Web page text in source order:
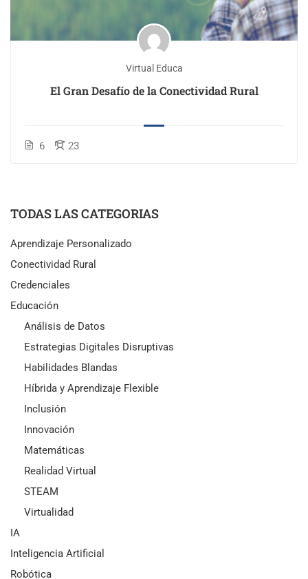
Virtual Educa
El Gran Desafío de la Conectividad Rural
6 23
TODAS LAS CATEGORIAS
Aprendizaje Personalizado
Conectividad Rural
Credenciales
Educación
Análisis de Datos
Estrategias Digitales Disruptivas
Habilidades Blandas
Híbrida y Aprendizaje Flexible
Inclusión
Innovación
Matemáticas
Realidad Virtual
STEAM
Virtualidad
IA
Inteligencia Artificial
Robótica